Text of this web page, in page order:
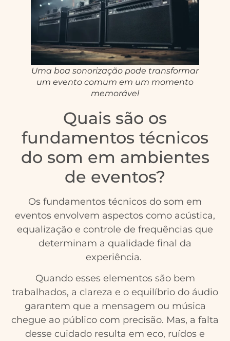
Uma boa sonorização pode transformar
um evento comum em um momento
memorável
Quais são os
fundamentos técnicos
do som em ambientes
de eventos?
Os fundamentos técnicos do som em
eventos envolvem aspectos como acústica,
equalização e controle de frequências que
determinam a qualidade final da
experiência.
Quando esses elementos são bem
trabalhados, a clareza e o equilíbrio do áudio
garantem que a mensagem ou música
chegue ao público com precisão. Mas, a falta
desse cuidado resulta em eco, ruídos e